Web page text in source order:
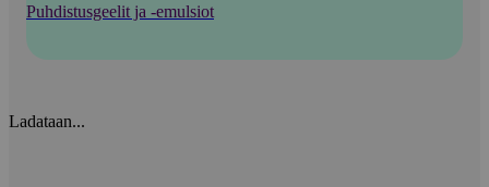
Puhdistusgeelit ja -emulsiot
Ladataan...